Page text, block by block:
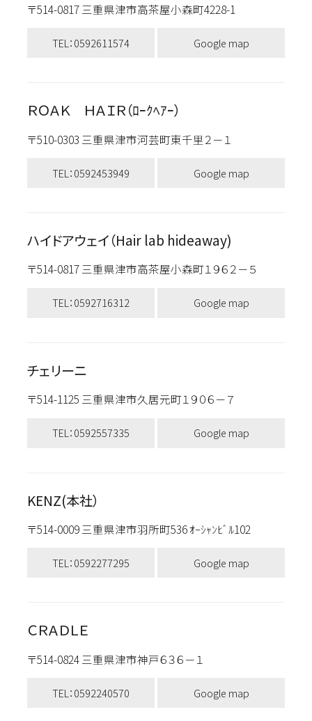
〒514-0817 三重県津市高茶屋小森町4228-1
TEL：0592611574 Google map
ＲＯＡＫ ＨＡＩＲ（ﾛｰｸﾍｱｰ）
〒510-0303 三重県津市河芸町東千里２－１
TEL：0592453949 Google map
ハイドアウェイ（Hair lab hideaway)
〒514-0817 三重県津市高茶屋小森町１９６２－５
TEL：0592716312 Google map
チェリーニ
〒514-1125 三重県津市久居元町１９０６－７
TEL：0592557335 Google map
KENZ(本社）
〒514-0009 三重県津市羽所町536 ｵｰｼｬﾝﾋﾞﾙ102
TEL：0592277295 Google map
ＣＲＡＤＬＥ
〒514-0824 三重県津市神戸６３６－１
TEL：0592240570 Google map